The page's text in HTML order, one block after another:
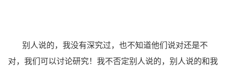
别人说的，我没有深究过，也不知道他们说对还是不
对，我们可以讨论研究！我不否定别人说的，别人说的和我